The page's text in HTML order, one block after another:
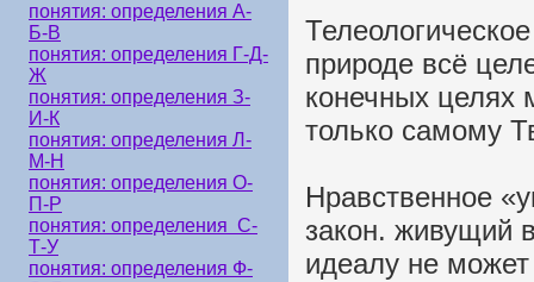
понятия: определения А-
Б-В
понятия: определения Г-Д-
Ж
понятия: определения З-
И-К
понятия: определения Л-
М-Н
понятия: определения О-
П-Р
понятия: определения С-
Т-У
понятия: определения Ф-
природе всё
конечных целях
только самому
Нравственное
закон. живущий
идеалу не может